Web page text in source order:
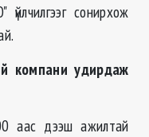
үйлчилгээг сонирхож
компани удирдаж
аас дээш ажилтай